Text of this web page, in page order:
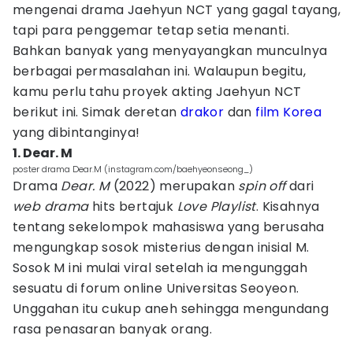
mengenai drama Jaehyun NCT yang gagal tayang,
tapi para penggemar tetap setia menanti.
Bahkan banyak yang menyayangkan munculnya
berbagai permasalahan ini. Walaupun begitu,
kamu perlu tahu proyek akting Jaehyun NCT
berikut ini. Simak deretan drakor dan film Korea
yang dibintanginya!
1. Dear. M
poster drama Dear.M (instagram.com/baehyeonseong_)
Drama Dear. M(2022) merupakan spin offdari
web dramahits bertajuk Love Playlist. Kisahnya
tentang sekelompok mahasiswa yang berusaha
mengungkap sosok misterius dengan inisial M.
Sosok M ini mulai viral setelah ia mengunggah
sesuatu di forum online Universitas Seoyeon.
Unggahan itu cukup aneh sehingga mengundang
rasa penasaran banyak orang.